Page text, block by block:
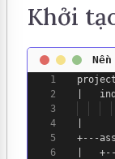
Khởi
1
2
3
4
5
6
|
|